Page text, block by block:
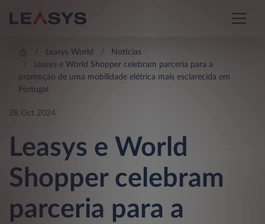
Leasys World
Notícias
Leasys e World Shopper celebram parceria para a
promoção de uma mobilidade elétrica mais esclarecida em
Portugal
28 Oct 2024
Leasys e World
Shopper celebram
parceria para a